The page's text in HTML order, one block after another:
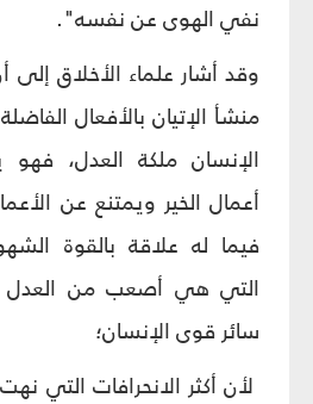
نفي الهوى عن نفسه".
وقد أشار علماء الأخلاق
منشأ الإتيان بالأفعال
الإنسان ملكة العدل، فهو
أعمال الخير ويمتنع عن
فيما له علاقة بالقوة
التي هي أصعب من العدل
سائر قوى الإنسان؛
لأن أكثر الانحرافات التي